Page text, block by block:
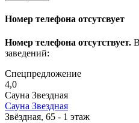
Номер телефона отсутсвует
Номер телефона отсутствует.
заведений:
Спецпредложение
4,0
Сауна Звездная
Сауна Звездная
Звёздная, 65 - 1 этаж